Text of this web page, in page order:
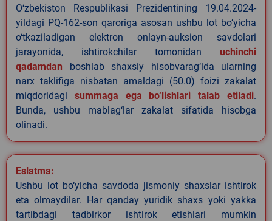
O‘zbekiston Respublikasi Prezidentining 19.04.2024-
yildagi PQ-162-son qaroriga asosan ushbu lot bo‘yicha
o‘tkaziladigan elektron onlayn-auksion savdolari
jarayonida, ishtirokchilar tomonidan uchinchi
qadamdan boshlab shaxsiy hisobvarag‘ida ularning
narx taklifiga nisbatan amaldagi (50.0) foizi zakalat
miqdoridagi summaga ega bo‘lishlari talab etiladi.
Bunda, ushbu mablag‘lar zakalat sifatida hisobga
olinadi.
Eslatma:
Ushbu lot bo‘yicha savdoda jismoniy shaxslar ishtirok
eta olmaydilar. Har qanday yuridik shaxs yoki yakka
tartibdagi tadbirkor ishtirok etishlari mumkin